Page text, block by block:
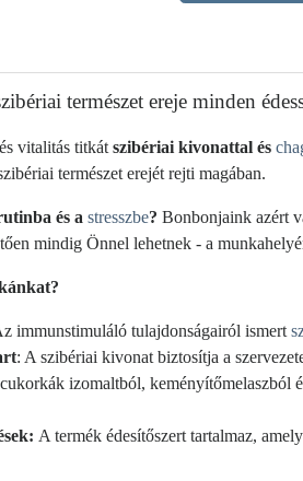
természet ereje minden
vitalitás titkát szibériai kivonattal és
természet erejét rejti magában.
és a stresszbe? Bonbonjaink azért
mindig Önnel lehetnek - a
immunstimuláló tulajdonságairól ismert
: A szibériai kivonat biztosítja a
izomaltból, keményítőmelaszból
A termék édesítőszert tartalmaz,